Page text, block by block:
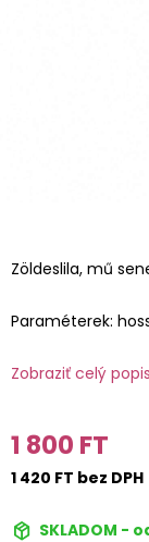
Zöldeslila, mű
Paraméterek:
Zobraziť celý popis
1 800 FT
1 420 FT bez DPH
SKLADOM -